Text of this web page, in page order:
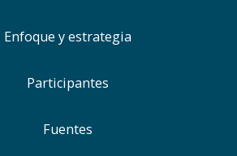
Enfoque y estrategia
Participantes
Fuentes